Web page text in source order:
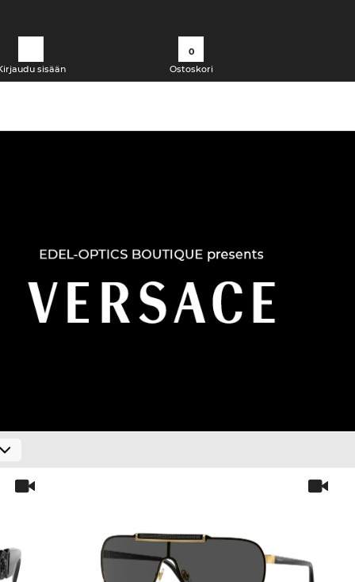
sisään
0
Ostoskori